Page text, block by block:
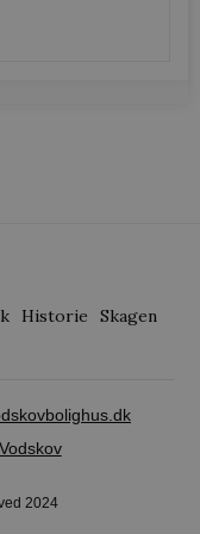
Historie
Skagen
2024